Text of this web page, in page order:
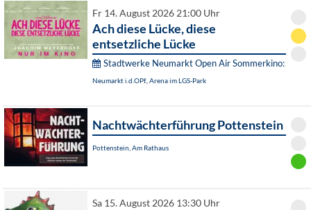
Fr 14. August 2026 21:00 Uhr
Ach diese Lücke, diese
entsetzliche Lücke
Stadtwerke Neumarkt Open Air Sommerkino:
Neumarkt i.d.OPf., Arena im LGS-Park
Nachtwächterführung Pottenstein
Pottenstein, Am Rathaus
Sa 15. August 2026 13:30 Uhr